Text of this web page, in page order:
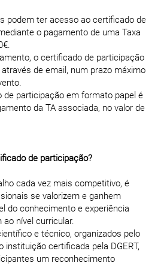
podem ter acesso ao certificado de
o pagamento de uma Taxa
o certificado de participação
de email, num prazo máximo
participação em formato papel é
da TA associada, no valor de
de participação?
cada vez mais competitivo, é
se valorizem e ganhem
do conhecimento e experiência
nível curricular.
e técnico, organizados pelo
instituição certificada pela DGERT,
um reconhecimento